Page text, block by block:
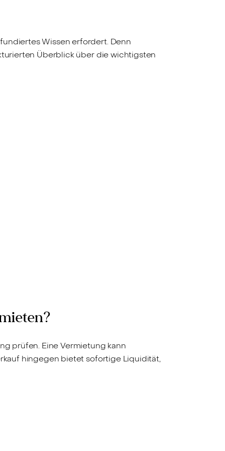
Wissen erfordert. Denn
Überblick über die wichtigsten
prüfen. Eine Vermietung kann
hingegen bietet sofortige Liquidität,